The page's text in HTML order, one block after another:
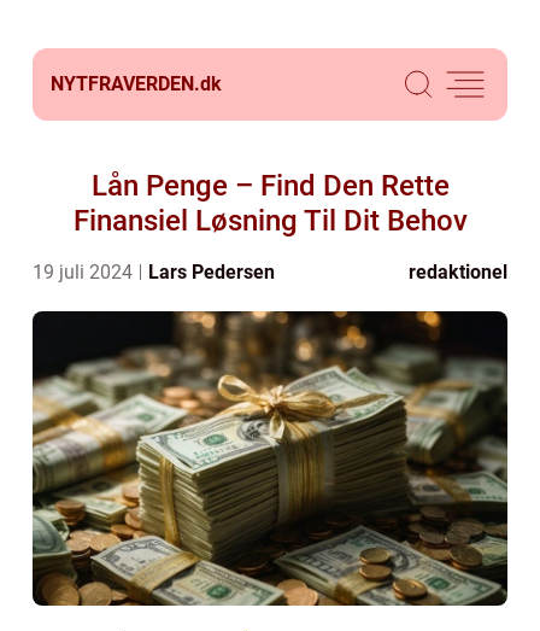
NYTFRAVERDEN.dk
Lån Penge – Find Den Rette
Finansiel Løsning Til Dit Behov
19 juli 2024 Lars Pedersen redaktionel